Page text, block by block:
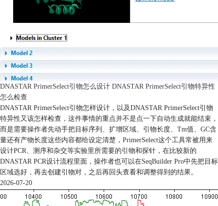
DNASTAR PrimerSelect引物怎么设计 DNASTAR PrimerSelect引物特异性
怎么检查
DNASTAR PrimerSelect引物怎样设计，以及DNASTAR PrimerSelect引物
特异性又该怎样检查，这件事情的重点并不是点一下自动生成就能结束，
而是需要操作者先动手把目标序列、扩增区域、引物长度、Tm值、GC含
量还有产物长度这些内容都给设定清楚，PrimerSelect这个工具常被用来
设计PCR、测序和杂交等实验里所需要的引物和探针，在比较新的
DNASTAR PCR设计流程里面，操作者也可以在SeqBuilder Pro中先把目标
区域选好，再去创建引物对，之后再回头查看和调整得到的结果。
2026-07-20